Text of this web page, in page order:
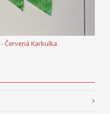
Červená Karkulka